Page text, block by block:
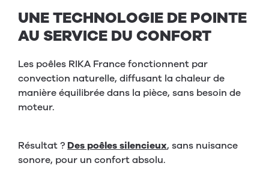
UNE TECHNOLOGIE DE POINTE
AU SERVICE DU CONFORT
Les poêles RIKA France fonctionnent par
convection naturelle, diffusant la chaleur de
manière équilibrée dans la pièce, sans besoin de
moteur.
Résultat ? Des poêlessilencieux, sans nuisance
sonore, pour un confort absolu.